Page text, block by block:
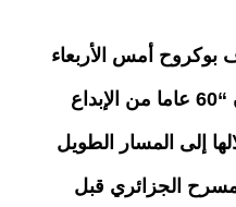
بوكروح أمس الأربعاء
بالجزائر العاصمة ندوة بعنوان “60 عاما من الإبداع
إلى المسار الطويل
الجزائري قبل